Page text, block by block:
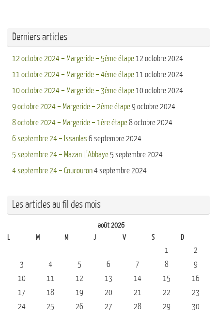
Derniers articles
12 octobre 2024 – Margeride – 5ème étape 12 octobre 2024
11 octobre 2024 – Margeride – 4ème étape 11 octobre 2024
10 octobre 2024 – Margeride – 3ème étape 10 octobre 2024
9 octobre 2024 – Margeride – 2ème étape9 octobre 2024
8 octobre 2024 – Margeride – 1ère étape8 octobre 2024
6 septembre 24 – Issanlas 6 septembre 2024
5 septembre 24 – Mazan L’Abbaye 5 septembre 2024
4 septembre 24 – Coucouron4 septembre 2024
Les articles au fil des mois
août 2026
L
M M J V S D
1
2
3
4 5 6 7 8
9
10
11 12 13 14 15
16
17
18 19 20 21 22
23
24
25 26 27 28 29
30